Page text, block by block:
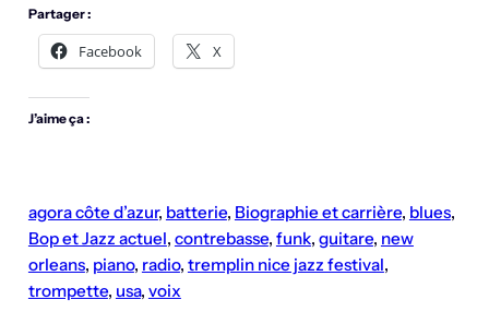
Partager :
Facebook X
J’aime ça :
agora côte d’azur, batterie, Biographie et carrière, blues
Bop et Jazz actuel, contrebasse, funk, guitare, new
orleans, piano, radio, tremplin nice jazz festival
trompette, usa, voix